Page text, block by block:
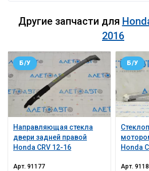
Другие запчасти для
2016
Направляющая стекла
двери задней правой
Honda CRV 12-16
Б/У
Арт.91177
Honda
Б/У
Арт.